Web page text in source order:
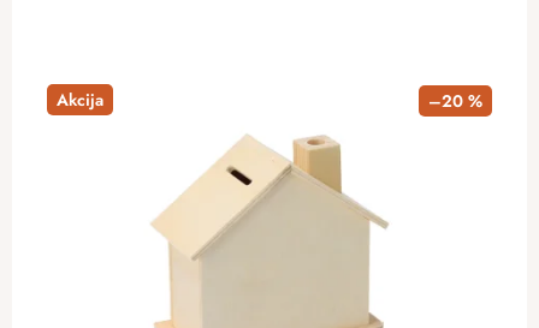
Akcija –20 %